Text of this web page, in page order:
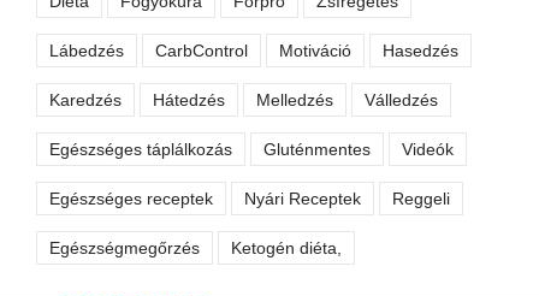
Lábedzés CarbControl Motiváció Hasedzés
Karedzés Hátedzés Melledzés Válledzés
Egészséges táplálkozás Gluténmentes Videók
Egészséges receptek Nyári Receptek Reggeli
Egészségmegőrzés Ketogén diéta,